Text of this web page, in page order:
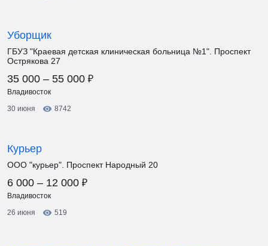
Уборщик
ГБУЗ "Краевая детская клиническая больница №1". Проспект
Острякова 27
35 000 – 55 000 ₽
Владивосток
30 июня
8742
Курьер
ООО "курьер". Проспект Народный 20
6 000 – 12 000 ₽
Владивосток
26 июня
519